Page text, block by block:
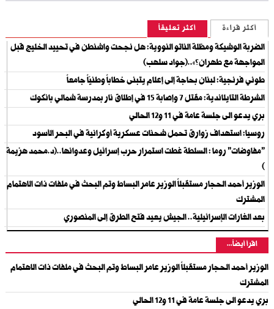
أكثر قراءة أكثر تعليقاً
الضربة الوشيكة ومظلة الناتو النووية: هل نجحت واشنطن في تحييد الخليج قبل
المواجهة مع طهران؟»..(جواد سلهب)
طوني فرنجية: لبنان بحاجة إلى إعلام يتبنى خطاباً وطنيّاً جامعاً
الشرطة التايلاندية: مقتل 7 وإصابة 15 في إطلاق نار بمدرسة شمالي بانكوك
بري يدعو الى جلسة عامة في 11 و12 الحالي
روسيا: استهداف زوارق تحمل شحنات عسكرية أوكرانية في البحر الأسود
"مفاوضات" روما : السلطة غطت استمرار حرب إسرائيل وعدوانها..(د.محمد هزيمة
)
الوزير أحمد الحجار مستقبلاً الوزير عامر البساط وتم البحث في ملفات ذات الاهتمام
المشترك
بعد الغارات الإسرائيلية.. الجيش يعيد فتح الطرق إلى المنصوري
اقرأ أيضاً...
الوزير أحمد الحجار مستقبلاً الوزير عامر البساط وتم البحث في ملفات ذات الاهتمام
المشترك
بري يدعو الى جلسة عامة في 11 و12 الحالي